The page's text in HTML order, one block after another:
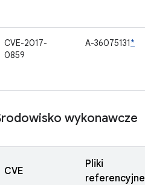
CVE-2017-
0859
A-36075131*
wykonawcze
CVE
Pliki
referencyjne